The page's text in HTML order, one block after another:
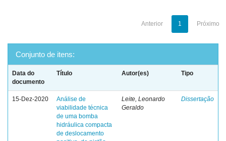
Anterior 1 Próximo
Conjunto de itens:
Data do
documento
Título Autor(es) Tipo
15-Dez-2020
Análise de
viabilidade técnica
de uma bomba
hidráulica compacta
de deslocamento
Leite, Leonardo
Geraldo
Dissertação